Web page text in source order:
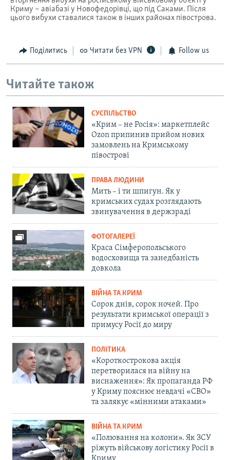
Поділитись Читати без VPN Follow us
Читайте також
СУСПІЛЬСТВО
«Крим – не Росія»: маркетплейс
Ozon припинив прийом нових
замовлень на Кримському
півострові
ПРАВА ЛЮДИНИ
Мить – і ти шпигун. Як у
кримських судах розглядають
звинувачення в держзраді
ФОТОГАЛЕРЕЇ
Краса Сімферопольського
водосховища та занедбаність
довкола
ВІЙНА ТА КРИМ
Сорок днів, сорок ночей. Про
результати кримської операції з
примусу Росії до миру
ПОЛІТИКА
«Короткострокова акція
перетворилася на війну на
виснаження»: Як пропаганда РФ
у Криму пояснює невдачі «СВО»
та залякує «мінними атаками»
ВІЙНА ТА КРИМ
«Полювання на колони». Як ЗСУ
ріжуть військову логістику Росії в